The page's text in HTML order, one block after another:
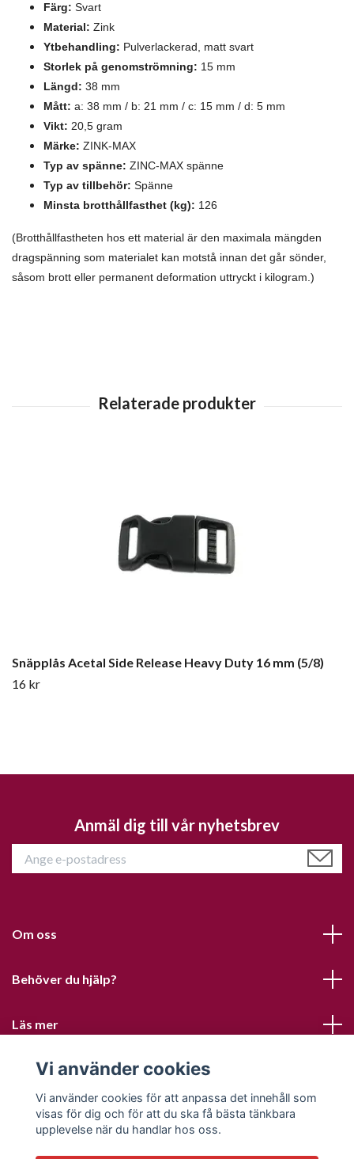
Färg: Svart
Material: Zink
Ytbehandling: Pulverlackerad, matt svart
Storlek på genomströmning: 15 mm
Längd: 38 mm
Mått: a: 38 mm / b: 21 mm / c: 15 mm / d: 5 mm
Vikt: 20,5 gram
Märke: ZINK-MAX
Typ av spänne: ZINC-MAX spänne
Typ av tillbehör: Spänne
Minsta brotthållfasthet (kg): 126
(Brotthållfastheten hos ett material är den maximala mängden
dragspänning som materialet kan motstå innan det går sönder,
såsom brott eller permanent deformation uttryckt i kilogram.)
Snäpplås Acetal Side Release Heavy Duty 16 mm (5/8)
16 kr
Anmäl dig till vår nyhetsbrev
Om oss
Behöver du hjälp?
Läs mer
Sociala medier
Vi använder cookies
Vi använder cookies för att anpassa det innehåll som
visas för dig och för att du ska få bästa tänkbara
upplevelse när du handlar hos oss.